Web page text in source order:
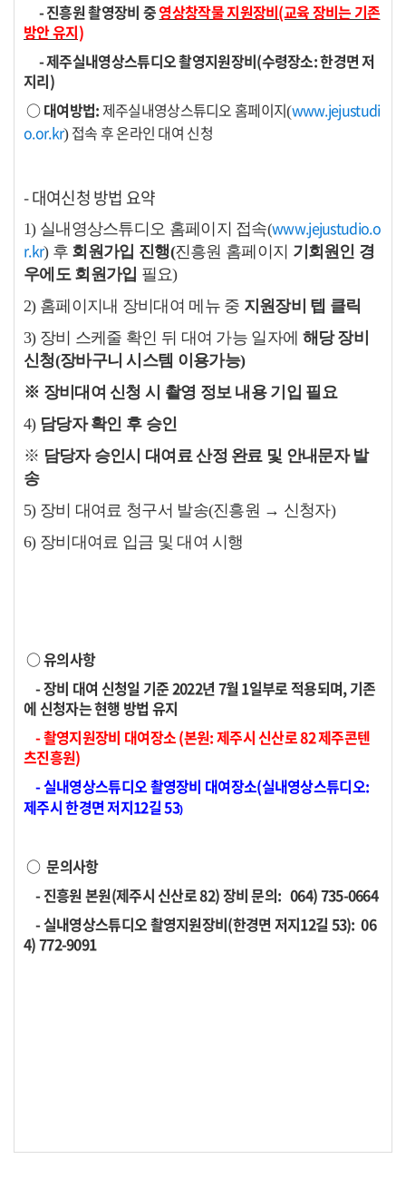
- 진흥원 촬영장비 중영상창작물 지원장비(교육 장비는 기존
방안 유지)
- 제주실내영상스튜디오 촬영지원장비(수령장소: 한경면 저
지리)
○ 대여방법:제주실내영상스튜디오 홈페이지(www.jejustudi
o.or.kr)접속 후 온라인 대여 신청
- 대여신청 방법 요약
1) 실내영상스튜디오 홈페이지 접속(www.jejustudio.o
r.kr) 후 회원가입 진행(진흥원 홈페이지 기회원인 경
우에도 회원가입 필요)
2) 홈페이지내 장비대여 메뉴 중 지원장비 텝 클릭
3) 장비 스케줄 확인 뒤 대여 가능 일자에 해당 장비
신청(장바구니 시스템 이용가능)
※ 장비대여 신청 시 촬영 정보 내용 기입 필요
4) 담당자 확인 후 승인
※ 담당자 승인시 대여료 산정 완료 및 안내문자 발
송
5) 장비 대여료 청구서 발송(진흥원 → 신청자)
6) 장비대여료 입금 및 대여 시행
○ 유의사항
- 장비 대여 신청일 기준 2022년 7월 1일부로 적용되며, 기존
에 신청자는 현행 방법 유지
- 촬영지원장비 대여장소 (본원: 제주시 신산로 82 제주콘텐
츠진흥원)
- 실내영상스튜디오 촬영장비 대여장소(실내영상스튜디오:
제주시 한경면 저지12길 53)
○ 문의사항
- 진흥원 본원(제주시 신산로 82) 장비 문의: 064) 735-0664
- 실내영상스튜디오 촬영지원장비(한경면 저지12길 53): 06
4) 772-9091